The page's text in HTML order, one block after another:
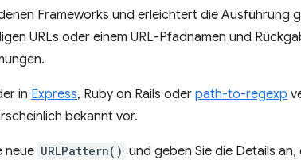
Frameworks und erleichtert die Ausführung
URLs oder einem URL-Pfadnamen und
in Express, Ruby on Rails oder path-to-regexp
bekannt vor.
neue URLPattern() und geben Sie die Details